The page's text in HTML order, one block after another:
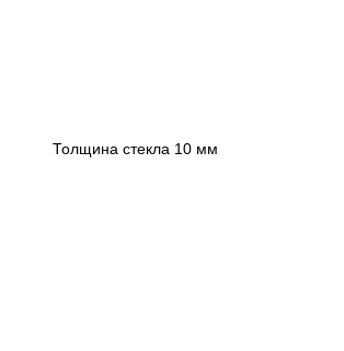
Толщина стекла 10 мм